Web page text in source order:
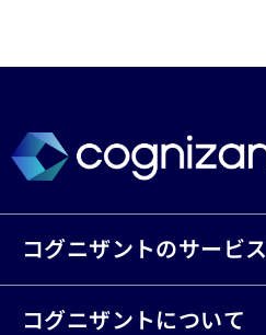
コグニザントのサービス
コグニザントについて